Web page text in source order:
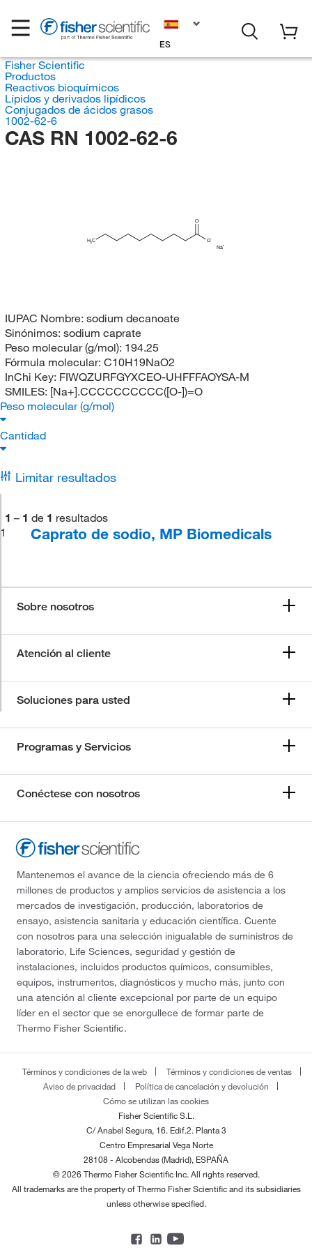
ES
Fisher Scientific
Productos
Reactivos bioquímicos
Lípidos y derivados lipídicos
Conjugados de ácidos grasos
1002-62-6
CAS RN 1002-62-6
Na
H3C O
O
IUPAC Nombre: sodium decanoate
Sinónimos: sodium caprate
Peso molecular (g/mol): 194.25
Fórmula molecular: C10H19NaO2
InChi Key: FIWQZURFGYXCEO-UHFFFAOYSA-M
SMILES: [Na+].CCCCCCCCCC([O-])=O
Peso molecular (g/mol)
Cantidad
Limitar resultados
1 – 1 de 1 resultados
1
Caprato de sodio, MP Biomedicals
Sobre nosotros
Atención al cliente
Soluciones para usted
Programas y Servicios
Conéctese con nosotros
Mantenemos el avance de la ciencia ofreciendo más de 6
millones de productos y amplios servicios de asistencia a los
mercados de investigación, producción, laboratorios de
ensayo, asistencia sanitaria y educación científica. Cuente
con nosotros para una selección inigualable de suministros de
laboratorio, Life Sciences, seguridad y gestión de
instalaciones, incluidos productos químicos, consumibles,
equipos, instrumentos, diagnósticos y mucho más, junto con
una atención al cliente excepcional por parte de un equipo
líder en el sector que se enorgullece de formar parte de
Thermo Fisher Scientific.
Términos y condiciones de la web
Términos y condiciones de ventas
Aviso de privacidad
Política de cancelación y devolución
Cómo se utilizan las cookies
Fisher Scientific S.L.
C/ Anabel Segura, 16. Edif.2. Planta 3
Centro Empresarial Vega Norte
28108 - Alcobendas (Madrid), ESPAÑA
© 2026 Thermo Fisher Scientific Inc. All rights reserved.
All trademarks are the property of Thermo Fisher Scientific and its subsidiaries
unless otherwise specified.